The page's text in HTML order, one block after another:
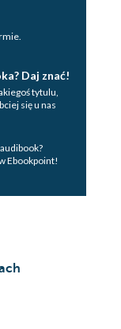
Daj znać!
tytulu,
się u nas
Ebookpoint!